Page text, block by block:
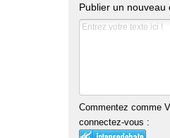
Publier un nouveau
Commentez comme
connectez-vous :